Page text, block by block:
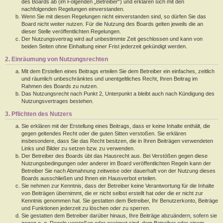
des Boards ab (im Folgenden „Betreiber“) und erklären sich mit den
nachfolgenden Regelungen einverstanden.
Wenn Sie mit diesen Regelungen nicht einverstanden sind, so dürfen Sie das
Board nicht weiter nutzen. Für die Nutzung des Boards gelten jeweils die an
dieser Stelle veröffentlichten Regelungen.
Der Nutzungsvertrag wird auf unbestimmte Zeit geschlossen und kann von
beiden Seiten ohne Einhaltung einer Frist jederzeit gekündigt werden.
2. Einräumung von Nutzungsrechten
Mit dem Erstellen eines Beitrags erteilen Sie dem Betreiber ein einfaches, zeitlich
und räumlich unbeschränktes und unentgeltliches Recht, Ihren Beitrag im
Rahmen des Boards zu nutzen.
Das Nutzungsrecht nach Punkt 2, Unterpunkt a bleibt auch nach Kündigung des
Nutzungsvertrages bestehen.
3. Pflichten des Nutzers
Sie erklären mit der Erstellung eines Beitrags, dass er keine Inhalte enthält, die
gegen geltendes Recht oder die guten Sitten verstoßen. Sie erklären
insbesondere, dass Sie das Recht besitzen, die in Ihren Beiträgen verwendeten
Links und Bilder zu setzen bzw. zu verwenden.
Der Betreiber des Boards übt das Hausrecht aus. Bei Verstößen gegen diese
Nutzungsbedingungen oder anderer im Board veröffentlichten Regeln kann der
Betreiber Sie nach Abmahnung zeitweise oder dauerhaft von der Nutzung dieses
Boards ausschließen und Ihnen ein Hausverbot erteilen.
Sie nehmen zur Kenntnis, dass der Betreiber keine Verantwortung für die Inhalte
von Beiträgen übernimmt, die er nicht selbst erstellt hat oder die er nicht zur
Kenntnis genommen hat. Sie gestatten dem Betreiber, Ihr Benutzerkonto, Beiträge
und Funktionen jederzeit zu löschen oder zu sperren.
Sie gestatten dem Betreiber darüber hinaus, Ihre Beiträge abzuändern, sofern sie